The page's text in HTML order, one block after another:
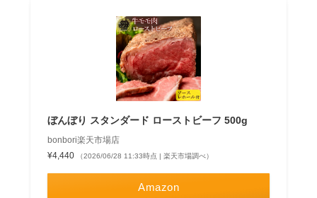
ぼんぼり スタンダード ローストビーフ 500g
bonbori楽天市場店
¥4,440
（2026/06/28 11:33時点 | 楽天市場調べ）
Amazon